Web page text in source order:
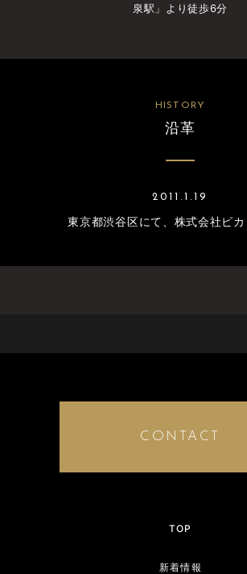
泉駅」より徒歩6分
HISTORY
沿革
2011.1.19
東京都渋⾕区にて、株式会社ピ
CONTACT
TOP
新着情報